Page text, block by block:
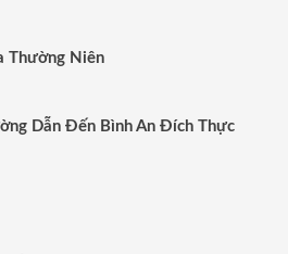
Thường Niên
Dẫn Đến Bình An Đích Thực